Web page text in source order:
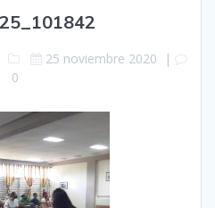
25 noviembre 2020 |
0